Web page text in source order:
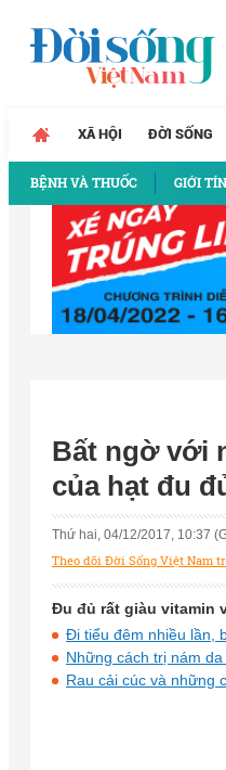
XÃ HỘI ĐỜI SỐNG
BỆNH VÀ THUỐC GIỚI
Bất ngờ với
của hạt đu
Thứ hai, 04/12/2017, 10:37
Theo dõi Đời Sống Việt Nam
Đu đủ rất giàu vitamin
Đi tiểu đêm nhiều lần,
Những cách trị nám
Rau cải cúc và những